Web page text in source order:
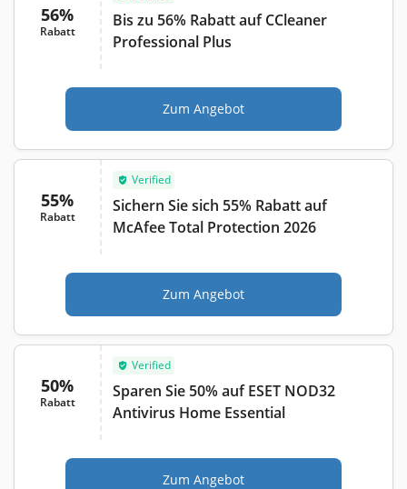
56%
Rabatt
Bis zu 56% Rabatt auf CCleaner
Professional Plus
Zum Angebot
55%
Rabatt
Verified
Sichern Sie sich 55% Rabatt auf
McAfee Total Protection 2026
Zum Angebot
50%
Rabatt
Verified
Sparen Sie 50% auf ESET NOD32
Antivirus Home Essential
Zum Angebot